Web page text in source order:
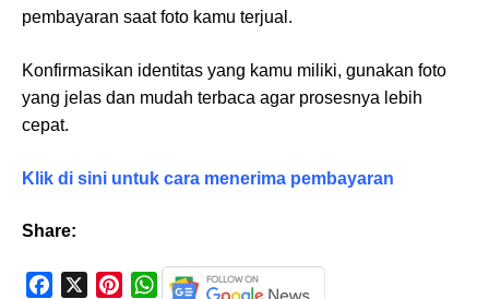
pembayaran saat foto kamu terjual.
Konfirmasikan identitas yang kamu miliki, gunakan foto
yang jelas dan mudah terbaca agar prosesnya lebih
cepat.
Klik di sini untuk cara menerima pembayaran
Share:
W